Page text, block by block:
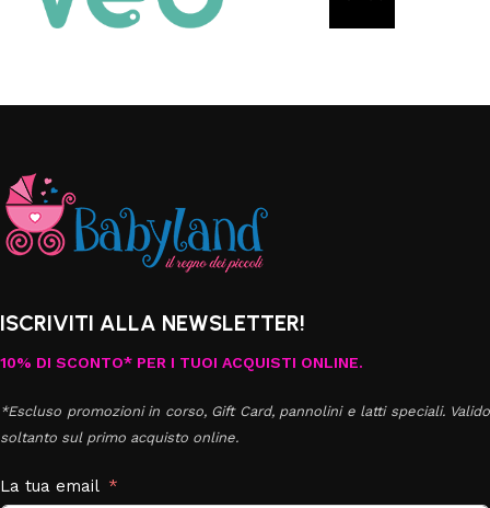
ISCRIVITI ALLA NEWSLETTER!
10% DI SCONTO* PER I TUOI ACQUISTI ONLINE.
*Escluso promozioni in corso, Gift Card, pannolini e latti speciali. Valido
soltanto sul primo acquisto online.
La tua email